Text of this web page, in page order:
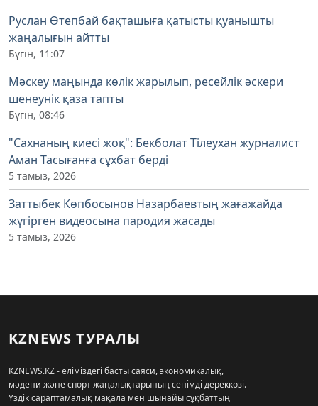
Руслан Өтепбай бақташыға қатысты қуанышты
жаңалығын айтты
Бүгін, 11:07
Мәскеу маңында көлік жарылып, ресейлік әскери
шенеунік қаза тапты
Бүгін, 08:46
"Сахнаның киесі жоқ": Бекболат Тілеухан журналист
Аман Тасығанға сұхбат берді
5 тамыз, 2026
Заттыбек Көпбосынов Назарбаевтың жағажайда
жүгірген видеосына пародия жасады
5 тамыз, 2026
KZNEWS ТУРАЛЫ
KZNEWS.KZ - еліміздегі басты саяси, экономикалық,
мәдени және спорт жаңалықтарының сенімді дереккөзі.
Үздік сараптамалық мақала мен шынайы сұқбаттың